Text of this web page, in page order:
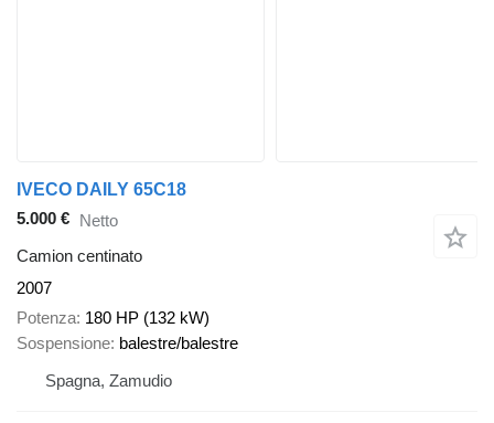
IVECO DAILY 65C18
5.000 € Netto
Camion centinato
2007
Potenza 180 HP (132 kW)
Sospensione balestre/balestre
Spagna, Zamudio